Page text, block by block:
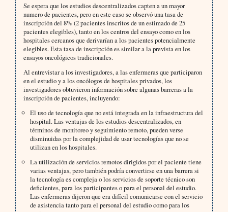
Se espera que los estudios descentralizados capten a un mayor
numero de pacientes, pero en este caso se observó una tasa de
inscripción del 8% (2 pacientes inscritos de un estimado de 25
pacientes elegibles), tanto en los centros del ensayo como en los
hospitales cercanos que derivarían a los pacientes potencialmente
elegibles. Esta tasa de inscripción es similar a la prevista en los
ensayos oncológicos tradicionales.
Al entrevistar a los investigadores, a las enfermeras que participaron
en el estudio y a los oncólogos de hospitales privados, los
investigadores obtuvieron información sobre algunas barreras a la
inscripción de pacientes, incluyendo:
El uso de tecnología que no está integrada en la infraestructura del
hospital. Las ventajas de los estudios descentralizados, en
términos de monitoreo y seguimiento remoto, pueden verse
disminuidas por la complejidad de usar tecnologías que no se
utilizan en los hospitales.
La utilización de servicios remotos dirigidos por el paciente tiene
varias ventajas, pero también podría convertirse en una barrera si
la tecnología es compleja o los servicios de soporte técnico son
deficientes, para los participantes o para el personal del estudio.
Las enfermeras dijeron que era difícil comunicarse con el servicio
de asistencia tanto para el personal del estudio como para los